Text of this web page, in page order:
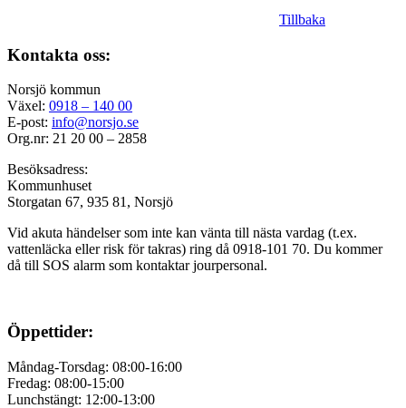
Tillbaka
Kontakta oss:
Norsjö kommun
Växel: 0918 – 140 00
E-post: info@norsjo.se
Org.nr: 21 20 00 – 2858
Besöksadress:
Kommunhuset
Storgatan 67, 935 81, Norsjö
Vid akuta händelser som inte kan vänta till nästa vardag (t.ex.
vattenläcka ellerrisk för takras) ring då 0918-101 70. Du kommer
då till SOS alarm som kontaktar jourpersonal.
Öppettider:
Måndag-Torsdag: 08:00-16:00
Fredag: 08:00-15:00
Lunchstängt: 12:00-13:00